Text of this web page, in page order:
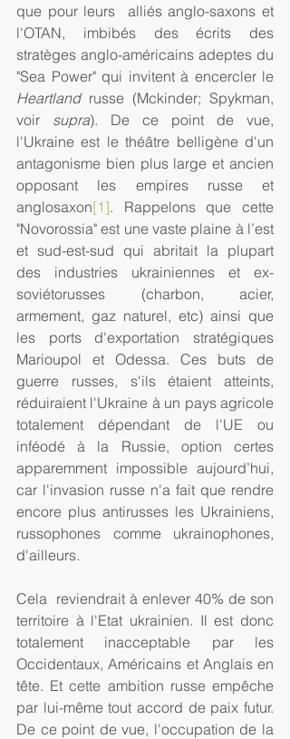
que pour leurs  alliés anglo-saxons et
l'OTAN, imbibés des écrits des
stratèges anglo-américains adeptes du
Heartland russe (Mckinder; Spykman,
voir supra). De ce point de vue,
l'Ukraine est le théâtre belligène d'un
antagonisme bien plus large et ancien
opposant les empires russe et
anglosaxon[1]. Rappelons que cette
"Novorossia" est une vaste plaine à l’est
et sud-est-sud qui abritait la plupart
des industries ukrainiennes et ex-
soviétorusses (charbon, acier,
armement, gaz naturel, etc) ainsi que
les ports d'exportation stratégiques
Marioupol et Odessa. Ces buts de
guerre russes, s'ils étaient atteints,
réduiraient l'Ukraine à un pays agricole
totalement dépendant de l'UE ou
inféodé à la Russie, option certes
apparemment impossible aujourd’hui,
car l'invasion russe n'a fait que rendre
encore plus antirusses les Ukrainiens,
russophones comme ukrainophones,
d'ailleurs.
Cela  reviendrait à enlever 40% de son
territoire à l'Etat ukrainien. Il est donc
totalement inacceptable par les
Occidentaux, Américains et Anglais en
tête. Et cette ambition russe empêche
par lui-même tout accord de paix futur.
De ce point de vue, l'occupation de la